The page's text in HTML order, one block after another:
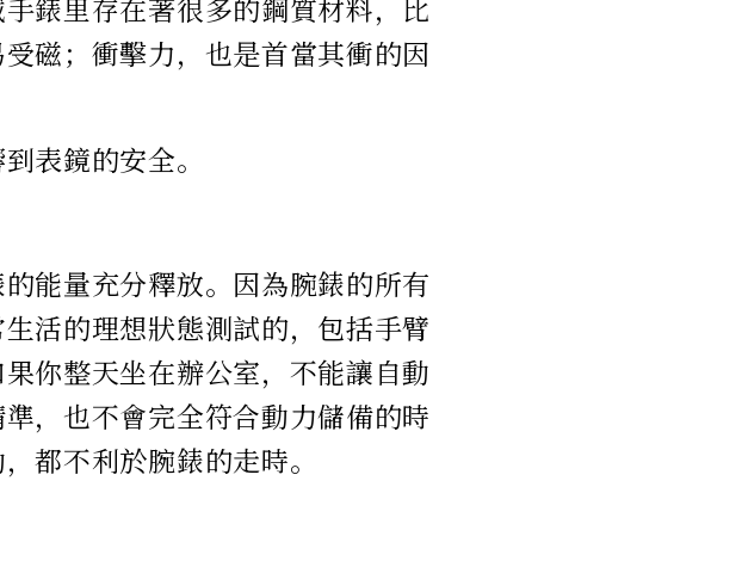
錶里存在著很多的鋼質材料，比
磁；衝擊力，也是首當其衝的因
表鏡的安全。
能量充分釋放。因為腕錶的所有
活的理想狀態測試的，包括手臂
你整天坐在辦公室，不能讓自動
，也不會完全符合動力儲備的時
都不利於腕錶的走時。